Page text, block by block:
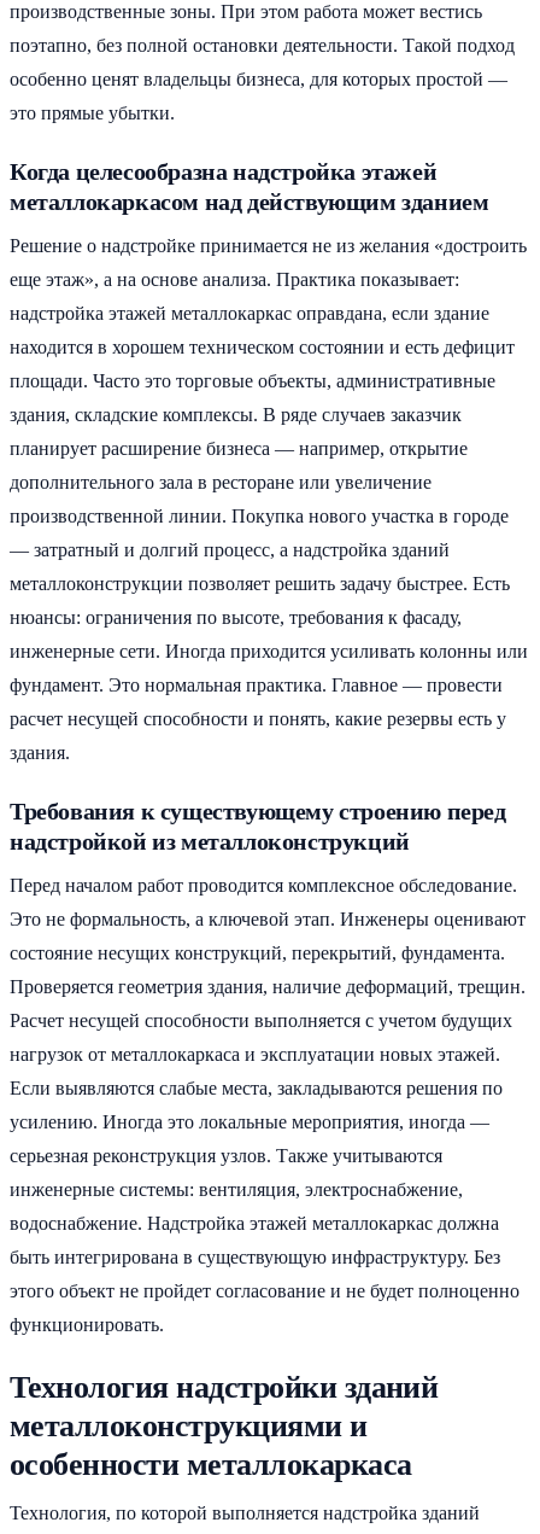
производственные зоны. При этом работа может вестись
поэтапно, без полной остановки деятельности. Такой подход
особенно ценят владельцы бизнеса, для которых простой —
это прямые убытки.
Когда целесообразна надстройка этажей
металлокаркасом над действующим зданием
Решение о надстройке принимается не из желания «достроить
еще этаж», а на основе анализа. Практика показывает:
надстройка этажей металлокаркас оправдана, если здание
находится в хорошем техническом состоянии и есть дефицит
площади. Часто это торговые объекты, административные
здания, складские комплексы. В ряде случаев заказчик
планирует расширение бизнеса — например, открытие
дополнительного зала в ресторане или увеличение
производственной линии. Покупка нового участка в городе
— затратный и долгий процесс, а надстройка зданий
металлоконструкции позволяет решить задачу быстрее. Есть
нюансы: ограничения по высоте, требования к фасаду,
инженерные сети. Иногда приходится усиливать колонны или
фундамент. Это нормальная практика. Главное — провести
расчет несущей способности и понять, какие резервы есть у
здания.
Требования к существующему строению перед
надстройкой из металлоконструкций
Перед началом работ проводится комплексное обследование.
Это не формальность, а ключевой этап. Инженеры оценивают
состояние несущих конструкций, перекрытий, фундамента.
Проверяется геометрия здания, наличие деформаций, трещин.
Расчет несущей способности выполняется с учетом будущих
нагрузок от металлокаркаса и эксплуатации новых этажей.
Если выявляются слабые места, закладываются решения по
усилению. Иногда это локальные мероприятия, иногда —
серьезная реконструкция узлов. Также учитываются
инженерные системы: вентиляция, электроснабжение,
водоснабжение. Надстройка этажей металлокаркас должна
быть интегрирована в существующую инфраструктуру. Без
этого объект не пройдет согласование и не будет полноценно
функционировать.
Технология надстройки зданий
металлоконструкциями и
особенности металлокаркаса
Технология, по которой выполняется надстройка зданий